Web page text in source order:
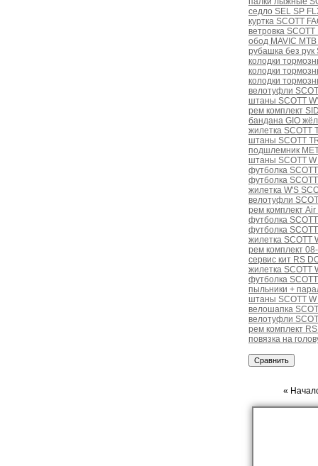
седло SEL SP
куртка SCOTT
ветровка
обод MAVIC
рубашка без рук
колодки
колодки
колодки
велотуфли
штаны SCOTT
рем комплект
бандана GIO
жилетка SCOTT
штаны SCOTT
подшлемник
штаны SCOTT
футболка
футболка
жилетка W'S
велотуфли
рем комплект
футболка
футболка
жилетка SCOTT
рем комплект
сервис кит RS
жилетка SCOTT
футболка
пыльники +
штаны SCOTT
велошапка
велотуфли
рем комплект
повязка на
«